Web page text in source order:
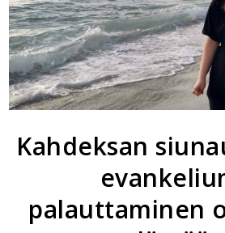
Kahdeksan
palauttaminen